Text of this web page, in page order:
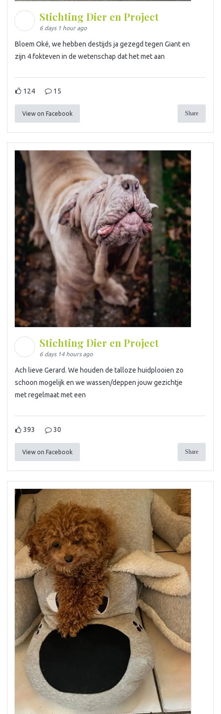
Stichting Dier en Project
6 days 1 hour ago
Bloem Oké, we hebben destijds ja gezegd tegen Giant en
zijn 4 fokteven in de wetenschap dat het met aan
124 15
View on Facebook Share
Stichting Dier en Project
6 days 14 hours ago
Ach lieve Gerard. We houden de talloze huidplooien zo
schoon mogelijk en we wassen/deppen jouw gezichtje
met regelmaat met een
393 30
View on Facebook Share